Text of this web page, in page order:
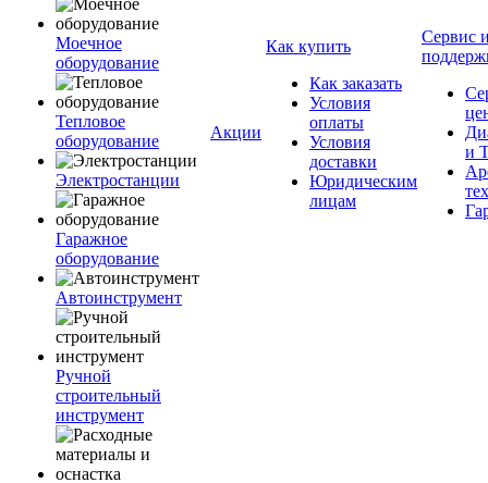
Моечное
оборудование
Тепловое
оборудование
Электростанции
Гаражное
оборудование
Автоинструмент
Ручной
строительный
инструмент
Акции
Как купить
Как заказать
Условия
оплаты
Условия
доставки
Юридическим
лицам
Сервис
и